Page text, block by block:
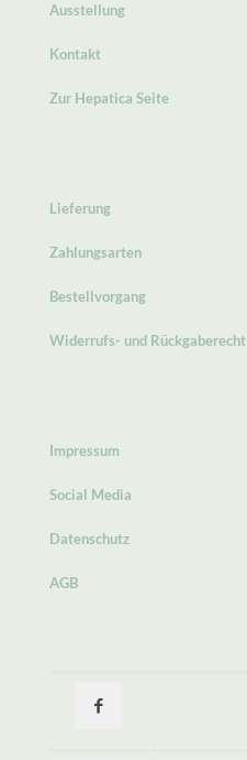
Ausstellung
Kontakt
Zur Hepatica Seite
Lieferung
Zahlungsarten
Bestellvorgang
Widerrufs- und Rückgaberecht
Impressum
Social Media
Datenschutz
AGB